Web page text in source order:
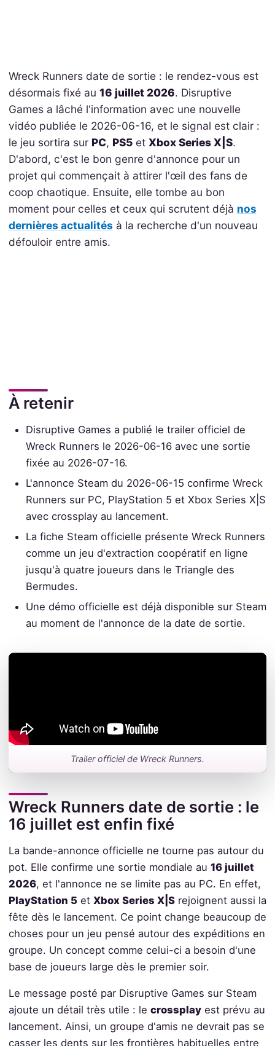
Wreck Runners date de sortie : le rendez-vous est
désormais fixé au 16 juillet 2026. Disruptive
Games a lâché l'information avec une nouvelle
vidéo publiée le 2026-06-16, et le signal est clair :
le jeu sortira sur PC, PS5et Xbox Series X|S.
D'abord, c'est le bon genre d'annonce pour un
projet qui commençait à attirer l'œil des fans de
coop chaotique. Ensuite, elle tombe au bon
moment pour celles et ceux qui scrutent déjà nos
dernières actualités à la recherche d'un nouveau
défouloir entre amis.
À retenir
Disruptive Games a publié le trailer officiel de
Wreck Runners le 2026-06-16 avec une sortie
fixée au 2026-07-16.
L'annonce Steam du 2026-06-15 confirme Wreck
Runners sur PC, PlayStation 5 et Xbox Series X|S
avec crossplay au lancement.
La fiche Steam officielle présente Wreck Runners
comme un jeu d'extraction coopératif en ligne
jusqu'à quatre joueurs dans le Triangle des
Bermudes.
Une démo officielle est déjà disponible sur Steam
au moment de l'annonce de la date de sortie.
Trailer officiel de Wreck Runners.
Wreck Runners date de sortie : le
16 juillet est enfin fixé
La bande-annonce officielle ne tourne pas autour du
pot. Elle confirme une sortie mondiale au 16 juillet
2026, et l'annonce ne se limite pas au PC. En effet,
PlayStation 5et Xbox Series X|Srejoignent aussi la
fête dès le lancement. Ce point change beaucoup de
choses pour un jeu pensé autour des expéditions en
groupe. Un concept comme celui-ci a besoin d'une
base de joueurs large dès le premier soir.
Le message posté par Disruptive Games sur Steam
ajoute un détail très utile : le crossplayest prévu au
lancement. Ainsi, un groupe d'amis ne devrait pas se
casser les dents sur les frontières habituelles entre